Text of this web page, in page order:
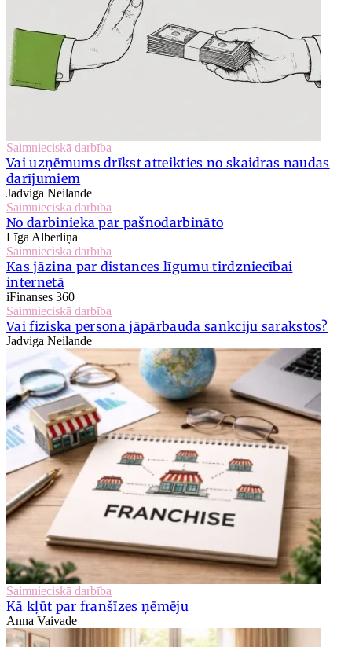
Saimnieciskā darbība
Vai uzņēmums drīkst atteikties no skaidras naudas
darījumiem
Jadviga Neilande
Saimnieciskā darbība
No darbinieka par pašnodarbināto
Līga Alberliņa
Saimnieciskā darbība
Kas jāzina par distances līgumu tirdzniecībai
internetā
iFinanses 360
Saimnieciskā darbība
Vai fiziska persona jāpārbauda sankciju sarakstos?
Jadviga Neilande
Saimnieciskā darbība
Kā kļūt par franšīzes ņēmēju
Anna Vaivade